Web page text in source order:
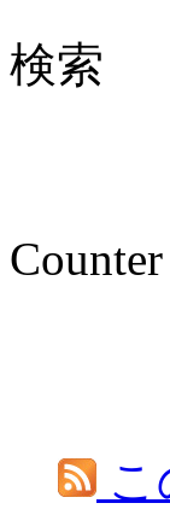
検索
Counter